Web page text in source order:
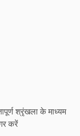
श्रृंखला के माध्यम
करें